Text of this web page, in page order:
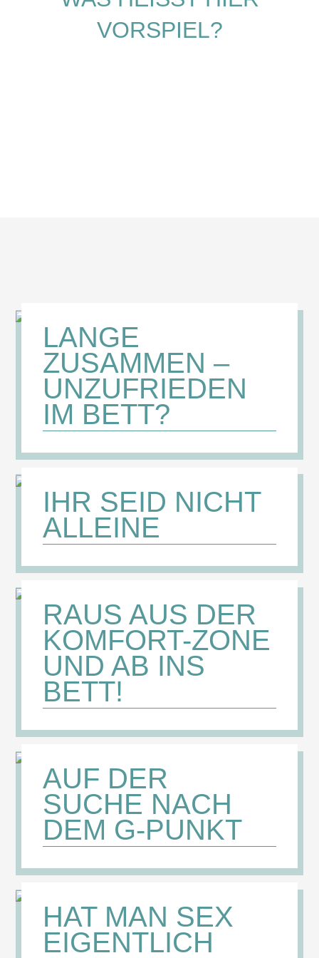
ORSPIEL?
LANGE
ZUSAMMEN –
UNZUFRIEDEN
IM BETT?
IHR SEID NICHT
ALLEINE
RAUS AUS DER
KOMFORT-ZONE
UND AB INS
BETT!
AUF DER
SUCHE NACH
DEM G-PUNKT
HAT MAN SEX
EIGENTLICH